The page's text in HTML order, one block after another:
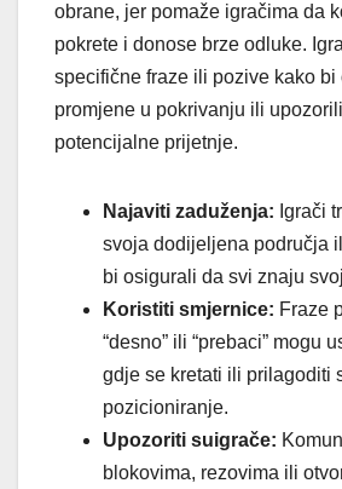
obrane, jer pomaže igračima da
pokrete i donose brze odluke.
specifične fraze ili pozive kako bi
promjene u pokrivanju ili
potencijalne prijetnje.
Najaviti zaduženja: Igrači
svoja dodijeljena područja
bi osigurali da svi znaju
Koristiti smjernice: Fraze
“desno” ili “prebaci” mogu
gdje se kretati ili prilagoditi
pozicioniranje.
Upozoriti suigrače:
blokovima, rezovima ili